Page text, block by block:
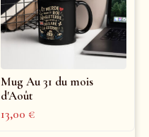
Mug Au 31 du mois
d'Août
13,00€